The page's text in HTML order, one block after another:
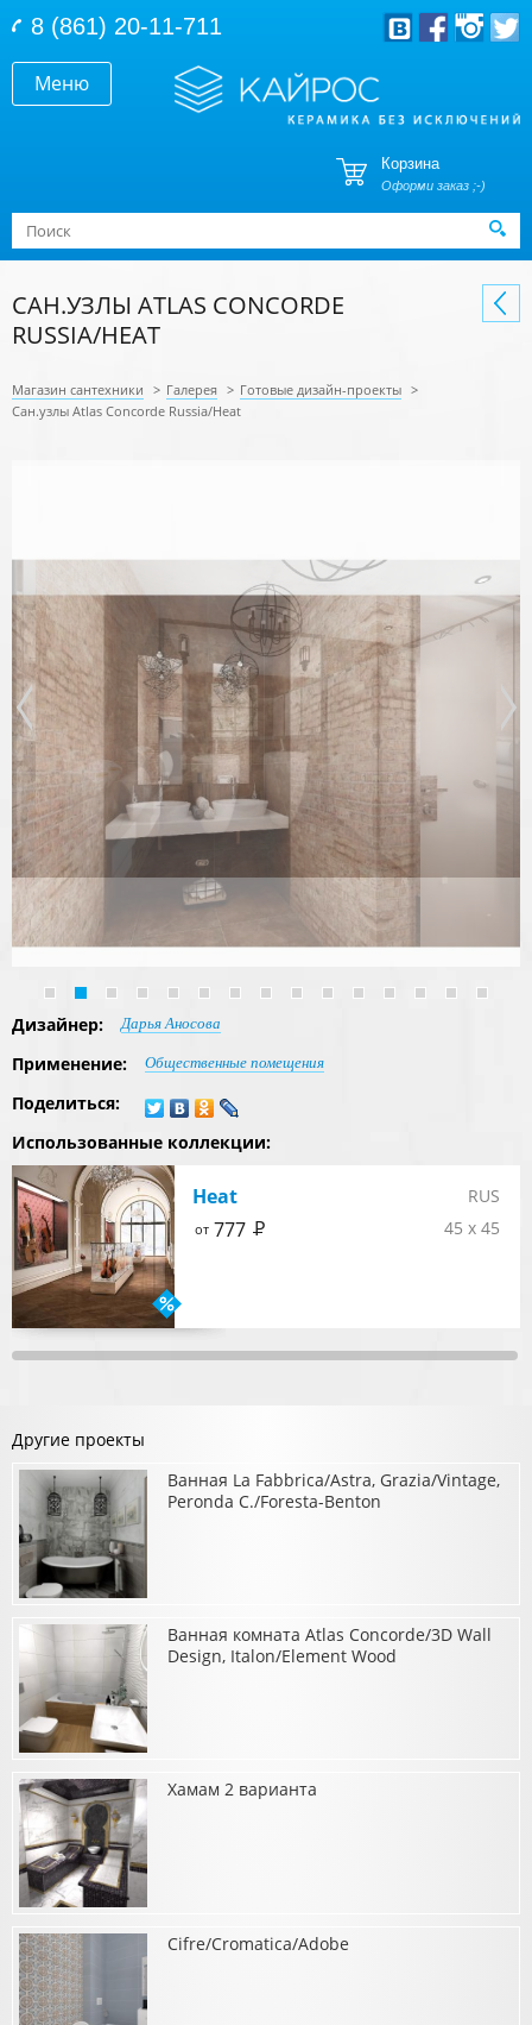
Меню
8 (861) 20-11-711
Корзина
Оформи заказ ;-)
Форма поиска
Поиск
САН.УЗЛЫ ATLAS CONCORDE
RUSSIA/HEAT
Магазин сантехники > Галерея > Готовые дизайн-проекты >
Сан.узлы Atlas Concorde Russia/Heat
Дизайнер: Дарья Аносова
Применение: Общественные помещения
Поделиться:
Использованные коллекции:
Heat
45 x 45
RUS
от777 Р
Другие проекты
Ванная La Fabbrica/Astra, Grazia/Vintage,
Peronda C./Foresta-Benton
о Ванная La Fabbrica/Astra, Grazia/Vintage, Peronda C./Foresta-
Ванная комната Atlas Concorde/3D Wall
Design, Italon/Element Wood
о Ванная комната Atlas Concorde/3D Wall Design,
Italon/Element Wood
Хамам 2 варианта
о Хамам 2 вариантаCifre/Cromatica/Adobe